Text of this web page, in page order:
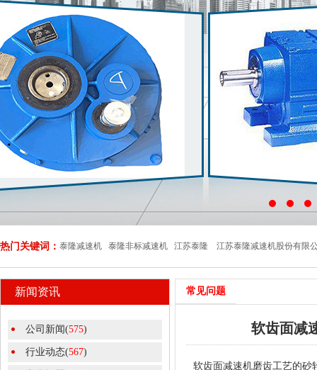
热门关键词： 泰隆减速机 泰隆非标减速机 江苏泰隆 江苏泰隆减速机股份有限
新闻资讯
公司新闻(575)
行业动态(567)
常见问题
软齿面减
软齿面减速机磨齿工艺的砂